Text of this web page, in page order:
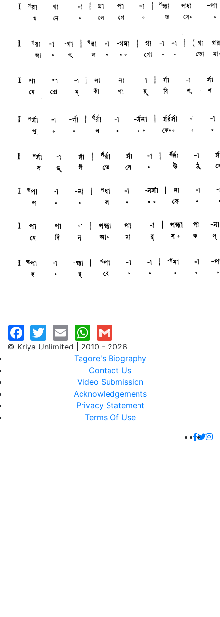
© Kriya Unlimited | 2010 - 2026
Tagore's Biography
Contact Us
Video Submission
Acknowledgements
Privacy Statement
Terms Of Use